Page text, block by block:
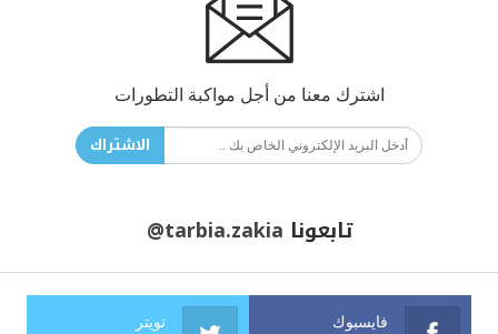
اشترك معنا من أجل مواكبة التطورات
الاشتراك
تابعونا @tarbia.zakia
فايسبوك تويتر